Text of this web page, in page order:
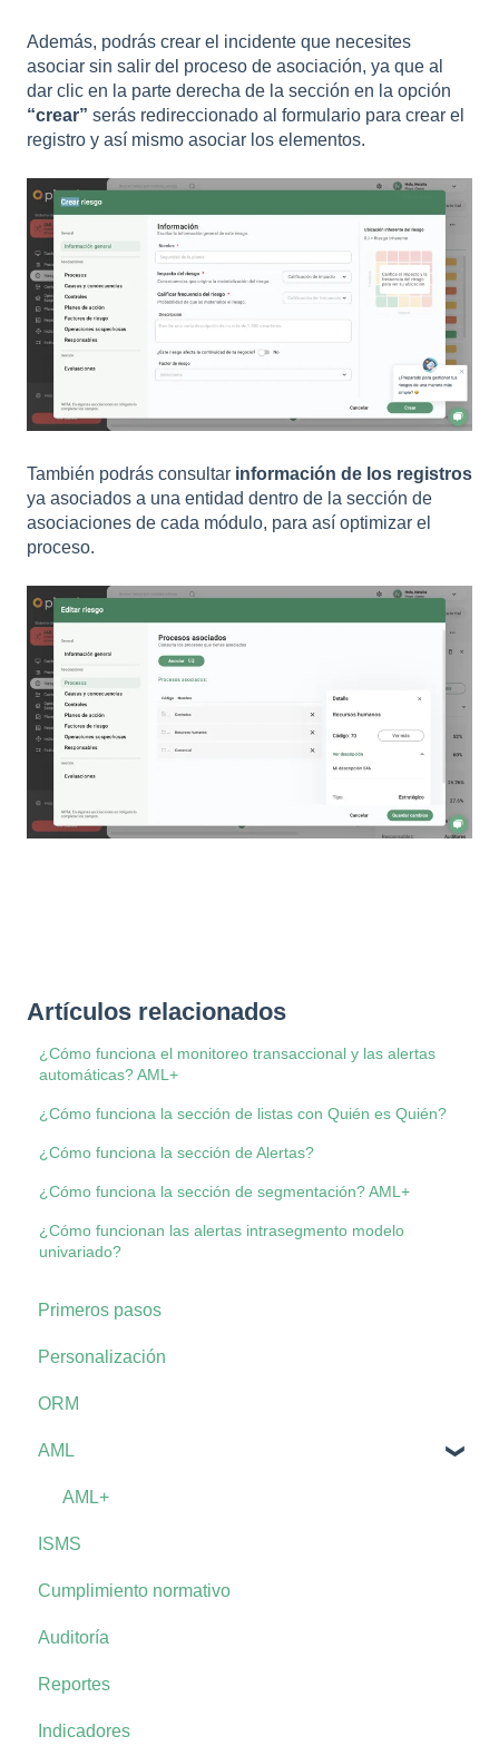
Además, podrás crear el incidente que necesites
asociar sin salir del proceso de asociación, ya que al
dar clic en la parte derecha de la sección en la opción
“crear” serás redireccionado al formulario para crear el
registro y así mismo asociar los elementos.
También podrás consultar información de los registros
ya asociados a una entidad dentro de la sección de
asociaciones de cada módulo, para así optimizar el
proceso.
Artículos relacionados
¿Cómo funciona el monitoreo transaccional y las alertas
automáticas? AML+
¿Cómo funciona la sección de listas con Quién es Quién?
¿Cómo funciona la sección de Alertas?
¿Cómo funciona la sección de segmentación? AML+
¿Cómo funcionan las alertas intrasegmento modelo
univariado?
Primeros pasos
Personalización
ORM
AML
AML+
ISMS
Cumplimiento normativo
Auditoría
Reportes
Indicadores